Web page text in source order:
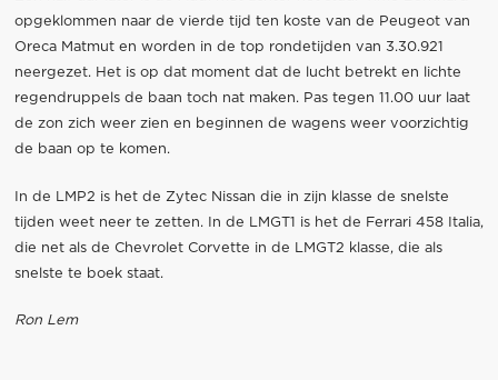
opgeklommen naar de vierde tijd ten koste van de Peugeot van
Oreca Matmut en worden in de top rondetijden van 3.30.921
neergezet. Het is op dat moment dat de lucht betrekt en lichte
regendruppels de baan toch nat maken. Pas tegen 11.00 uur laat
de zon zich weer zien en beginnen de wagens weer voorzichtig
de baan op te komen.
In de LMP2 is het de Zytec Nissan die in zijn klasse de snelste
tijden weet neer te zetten. In de LMGT1 is het de Ferrari 458 Italia,
die net als de Chevrolet Corvette in de LMGT2 klasse, die als
snelste te boek staat.
Ron Lem